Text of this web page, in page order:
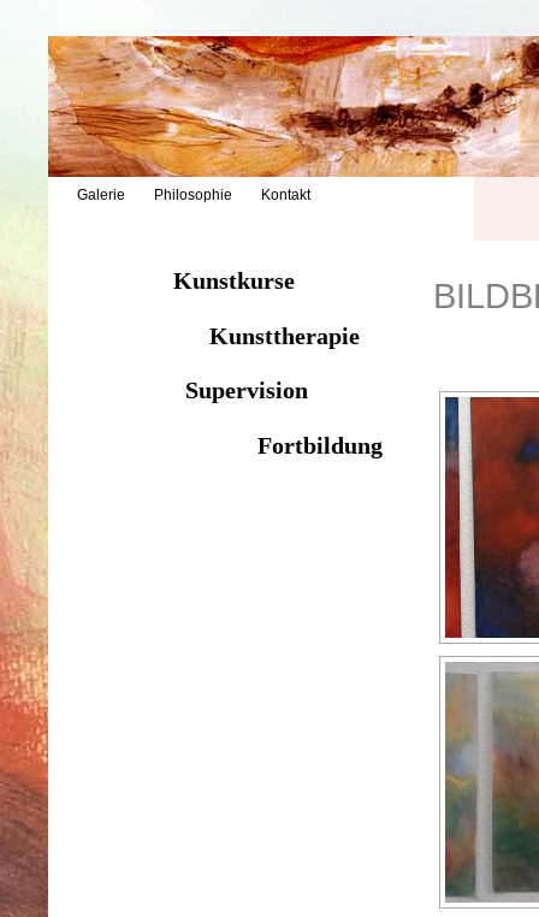
Galerie Philosophie Kontakt
Kunstkurse
Kunsttherapie
Supervision
Fortbildung